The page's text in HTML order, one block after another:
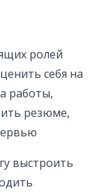
ролей
себя на
работы,
резюме,
выстроить